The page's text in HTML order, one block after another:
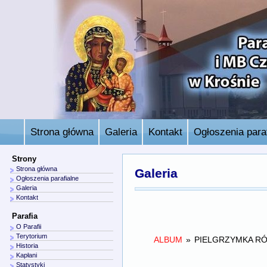
Strona główna Galeria Kontakt Ogłoszenia
Galeria
ALBUM » PIELGRZYMKA
Strony
Strona główna
Ogłoszenia parafialne
Galeria
Kontakt
Parafia
O Parafii
Terytorium
Historia
Kapłani
Statystyki